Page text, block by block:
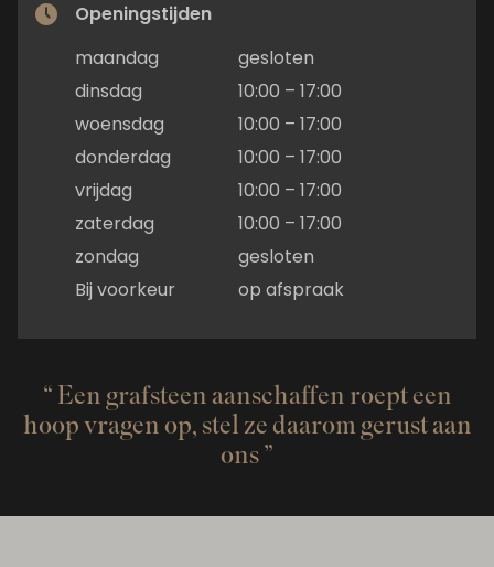
Openingstijden
maandag
gesloten
dinsdag
10:00 – 17:00
woensdag
10:00 – 17:00
donderdag
10:00 – 17:00
vrijdag
10:00 – 17:00
zaterdag
10:00 – 17:00
zondag
gesloten
Bij voorkeur
op afspraak
Een grafsteen aanschaffen roept een
hoop vragen op, stel ze daarom gerust aan
ons